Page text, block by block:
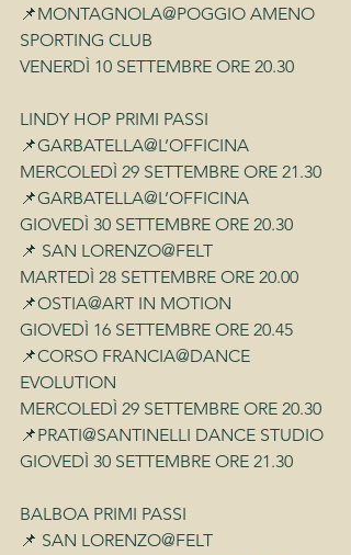
📌MONTAGNOLA@POGGIO AMENO
SPORTING CLUB
VENERDÌ 10 SETTEMBRE ORE 20.30
LINDY HOP PRIMI PASSI
📌GARBATELLA@L’OFFICINA
MERCOLEDÌ 29 SETTEMBRE ORE 21.30
📌GARBATELLA@L’OFFICINA
GIOVEDÌ 30 SETTEMBRE ORE 20.30
📌 SAN LORENZO@FELT
MARTEDÌ 28 SETTEMBRE ORE 20.00
📌OSTIA@ART IN MOTION
GIOVEDÌ 16 SETTEMBRE ORE 20.45
📌CORSO FRANCIA@DANCE
EVOLUTION
MERCOLEDÌ 29 SETTEMBRE ORE 20.30
📌PRATI@SANTINELLI DANCE STUDIO
GIOVEDÌ 30 SETTEMBRE ORE 21.30
BALBOA PRIMI PASSI
📌 SAN LORENZO@FELT